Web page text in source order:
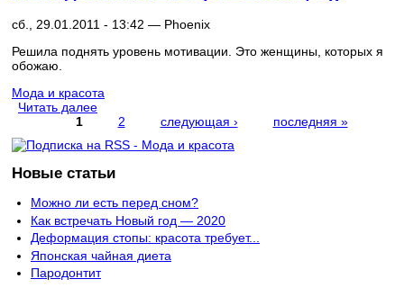
сб., 29.01.2011 - 13:42 — Phoenix
Решила поднять уровень мотивации. Это женщины, которых я
обожаю.
Мода и красота
Читать далее
Страницы
1 2 следующая › последняя »
Новые статьи
Можно ли есть перед сном?
Как встречать Новый год — 2020
Деформация стопы: красота требует...
Японская чайная диета
Пародонтит